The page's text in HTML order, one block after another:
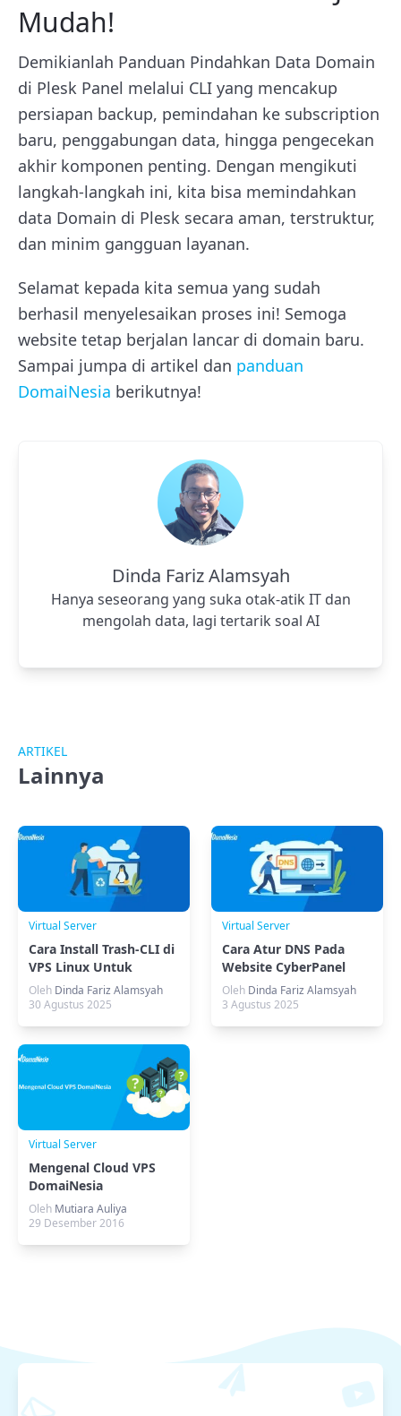
Mudah!
Demikianlah Panduan Pindahkan Data Domain
di Plesk Panel melalui CLI yang mencakup
persiapan backup, pemindahan ke subscription
baru, penggabungan data, hingga pengecekan
akhir komponen penting. Dengan mengikuti
langkah-langkah ini, kita bisa memindahkan
data Domain di Plesk secara aman, terstruktur,
dan minim gangguan layanan.
Selamat kepada kita semua yang sudah
berhasil menyelesaikan proses ini! Semoga
website tetap berjalan lancar di domain baru.
Sampai jumpa di artikel dan panduan
DomaiNesia berikutnya!
Dinda Fariz Alamsyah
Hanya seseorang yang suka otak-atik IT dan
mengolah data, lagi tertarik soal AI
ARTIKEL
Lainnya
Virtual Server
Cara Install Trash-CLI di
VPS Linux Untuk
Simpan Sampah
Oleh Dinda Fariz Alamsyah
30 Agustus 2025
Virtual Server
Cara Atur DNS Pada
Website CyberPanel
Agar Dapat Diakses
Oleh Dinda Fariz Alamsyah
3 Agustus 2025
Virtual Server
Mengenal Cloud VPS
DomaiNesia
Oleh Mutiara Auliya
29 Desember 2016